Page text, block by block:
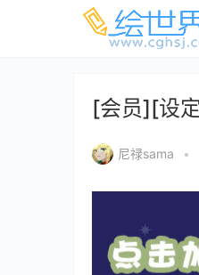
[会员][设
尼禄sama •